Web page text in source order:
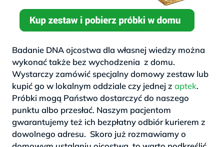
Badanie DNA ojcostwa dla własnej wiedzy można
wykonać także bez wychodzenia z domu.
Wystarczy zamówić specjalny domowy zestaw lub
kupić go w lokalnym oddziale czy jednej z aptek.
Próbki mogą Państwo dostarczyć do naszego
punktu albo przesłać. Naszym pacjentom
gwarantujemy też ich bezpłatny odbiór kurierem z
dowolnego adresu. Skoro już rozmawiamy o